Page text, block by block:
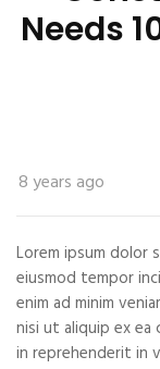
Needs
8 years ago
Lorem ipsum dolor
eiusmod tempor
enim ad minim
nisi ut aliquip ex
in reprehenderit in